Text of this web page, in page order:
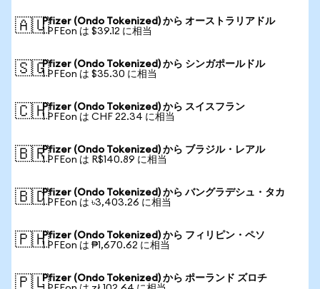
🇦🇺Pfizer (Ondo Tokenized) から オーストラリアドル
1 PFEon は $39.12 に相当
🇸🇬Pfizer (Ondo Tokenized) から シンガポールドル
1 PFEon は $35.30 に相当
🇨🇭Pfizer (Ondo Tokenized) から スイスフラン
1 PFEon は CHF 22.34 に相当
🇧🇷Pfizer (Ondo Tokenized) から ブラジル・レアル
1 PFEon は R$140.89 に相当
🇧🇩Pfizer (Ondo Tokenized) から バングラデシュ・タカ
1 PFEon は ৳3,403.26 に相当
🇵🇭Pfizer (Ondo Tokenized) から フィリピン・ペソ
1 PFEon は ₱1,670.62 に相当
🇵🇱Pfizer (Ondo Tokenized) から ポーランド ズロチ